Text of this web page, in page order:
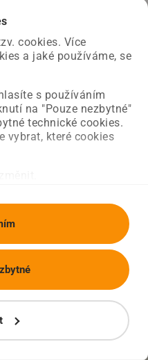
cookies. Více
a jaké používáme, se
s používáním
na "Pouze nezbytné"
technické cookies.
vybrat, které cookies
a už ji opravujeme.
stránku.
Úvodní strana